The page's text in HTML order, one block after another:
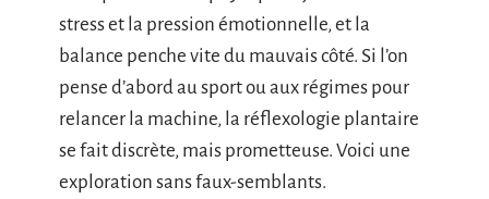
stress et la pression émotionnelle, et la
balance penche vite du mauvais côté. Si l’on
pense d’abord au sport ou aux régimes pour
relancer la machine, la réflexologie plantaire
se fait discrète, mais prometteuse. Voici une
exploration sans faux-semblants.